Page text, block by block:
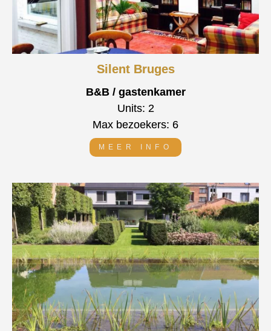
Silent Bruges
B&B / gastenkamer
Units: 2
Max bezoekers: 6
MEER INFO